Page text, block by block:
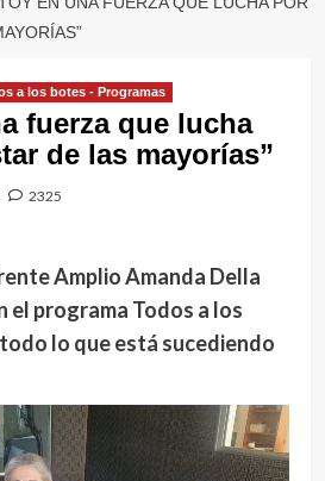
a los botes - Programas
fuerza que lucha
de las mayorías”
2325
Amplio Amanda Della
el programa Todos a los
lo que está sucediendo